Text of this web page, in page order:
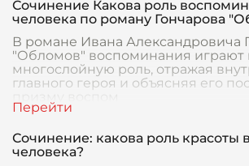
Сочинение Какова роль
человека по роману Гончарова
В романе Ивана Александровича
"Обломов" воспоминания играют
многослойную роль, отражая
главного героя и объясняя его
Сочинение: какова роль красоты
человека?